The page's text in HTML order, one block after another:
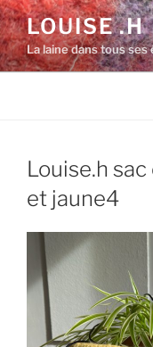
Aller
au
contenu
principal
LOUISE .H
La laine dans tous
Louise.h
et jaune4